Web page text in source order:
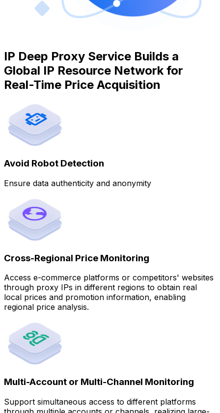
IP Deep Proxy Service Builds a
Global IP Resource Network for
Real-Time Price Acquisition
Avoid Robot Detection
Ensure data authenticity and anonymity
Cross-Regional Price Monitoring
Access e-commerce platforms or competitors' websites
through proxy IPs in different regions to obtain real
local prices and promotion information, enabling
regional price analysis.
Multi-Account or Multi-Channel Monitoring
Support simultaneous access to different platforms